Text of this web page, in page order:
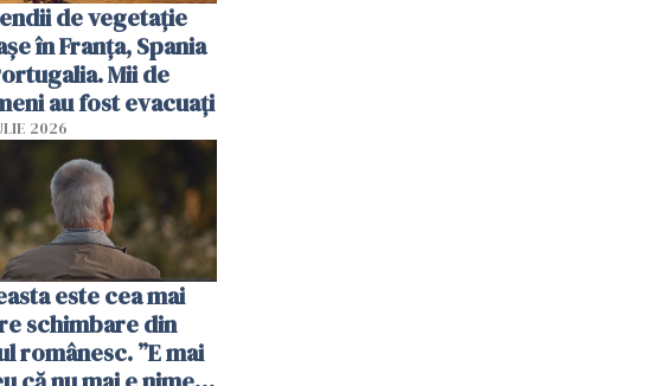
de vegetație
în Franța, Spania
Mii de
au fost evacuați
2026
este cea mai
schimbare din
românesc. ”E mai